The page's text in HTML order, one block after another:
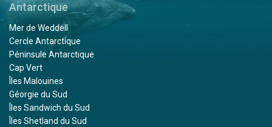
Antarctique
Mer de Weddell
Cercle Antarctique
Péninsule Antarctique
Cap Vert
Îles Malouines
Géorgie du Sud
Îles Sandwich du Sud
Îles Shetland du Sud